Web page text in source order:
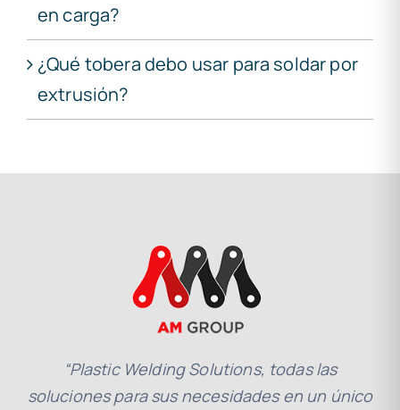
en carga?
¿Qué tobera debo usar para soldar por
extrusión?
“Plastic Welding Solutions, todas las
soluciones para sus necesidades en un único